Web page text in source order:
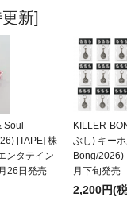
新]
Soul
[TAPE] 株
ンタテイン
26日発売
KILLER-
ぶし) キー
Bong/2026)
月下旬発売
2,200円(